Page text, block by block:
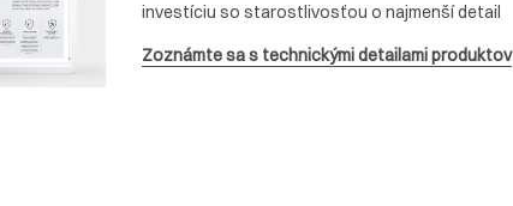
investíciu so starostlivosťou o najmenší detail
Zoznámte sa s technickými detailami produktov